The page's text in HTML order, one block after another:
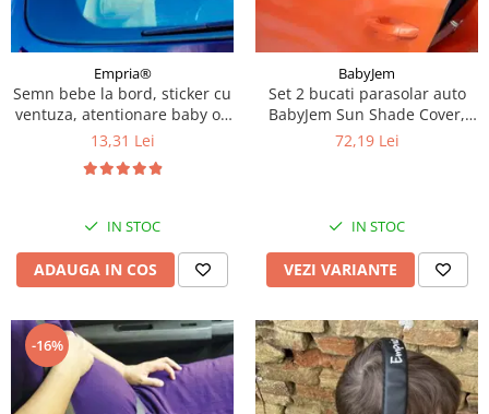
Empria®
Semn bebe la bord, sticker cu
ventuza, atentionare baby on
board, siguranta auto,
13,31 Lei
IN STOC
ADAUGA IN COS
BabyJem
Set 2 bucati parasolar auto
BabyJem Sun Shade Cover,
Diverse marimi
72,19 Lei
IN STOC
VEZI VARIANTE
-16%